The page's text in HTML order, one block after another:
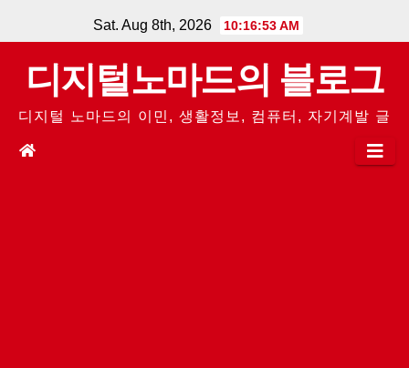
to
content
Sat. Aug 8th, 2026 10:16:54 AM
디지털노마드의 블로그
디지털 노마드의 이민, 생활정보, 컴퓨터, 자기계발 글